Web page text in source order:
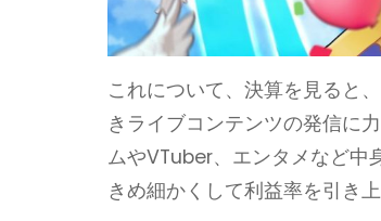
これについて、決算を見ると
きライブコンテンツの発信に
ムやVTuber、エンタメなど中
きめ細かくして利益率を引き